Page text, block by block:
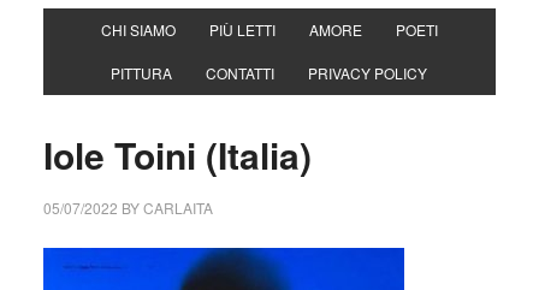
CHI SIAMO PIÙ LETTI AMORE POETI
PITTURA CONTATTI PRIVACY POLICY
Iole Toini (Italia)
05/07/2022 BYCARLAITA